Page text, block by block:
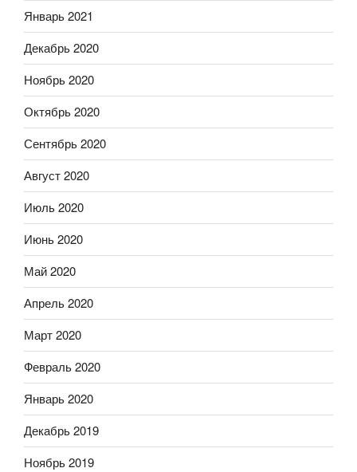
Январь 2021
Декабрь 2020
Ноябрь 2020
Октябрь 2020
Сентябрь 2020
Август 2020
Июль 2020
Июнь 2020
Май 2020
Апрель 2020
Март 2020
Февраль 2020
Январь 2020
Декабрь 2019
Ноябрь 2019